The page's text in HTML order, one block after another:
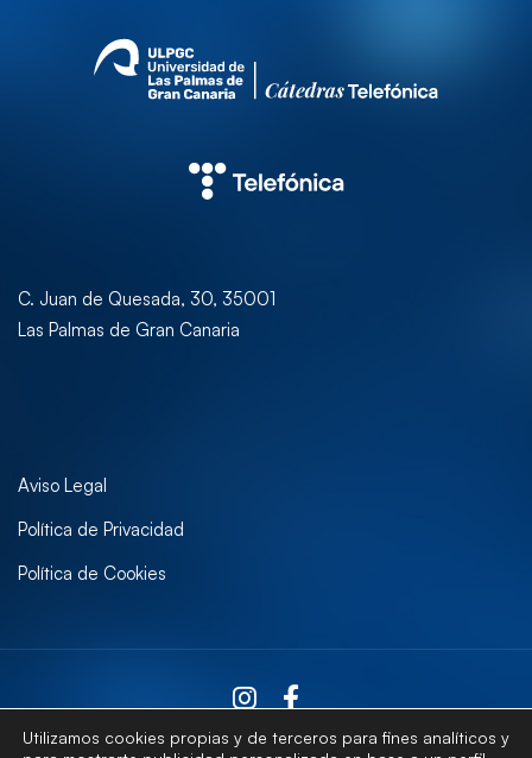
C. Juan de Quesada, 30, 35001
Las Palmas de Gran Canaria
Aviso Legal
Política de Privacidad
Política de Cookies
Utilizamos cookies propias y de terceros para fines analíticos y